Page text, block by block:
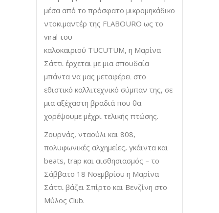
μέσα από το πρόσφατο μικρομηκάδικο
ντοκιμαντέρ της FLABOURO ως το
viral του
καλοκαιριού TUCUTUM, η Μαρίνα
Σάττι έρχεται με μια σπουδαία
μπάντα να μας μεταφέρει στο
εθιστικό καλλιτεχνικό σύμπαν της, σε
μια αξέχαστη βραδιά που θα
χορέψουμε μέχρι τελικής πτώσης.
Ζουρνάς, νταούλι και 808,
πολυφωνικές αλχημείες, γκάιντα και
beats, trap και αισθησιασμός – το
Σάββατο 18 Νοεμβρίου η Μαρίνα
Σάττι βάζει Σπίρτο και Βενζίνη στο
Μύλος Club.